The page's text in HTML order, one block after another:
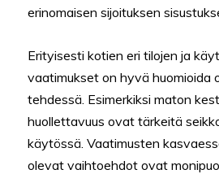
erinomaisen sijoituksen
Erityisesti kotien eri tilojen ja
vaatimukset on hyvä huomioida
tehdessä. Esimerkiksi maton
huollettavuus ovat tärkeitä
käytössä. Vaatimusten
olevat vaihtoehdot ovat